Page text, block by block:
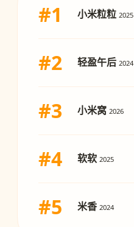
#1 小米粒粒 2025
#2 轻盈午后 2024
#3 小米窝 2026
#4 软软 2025
#5 米香 2024